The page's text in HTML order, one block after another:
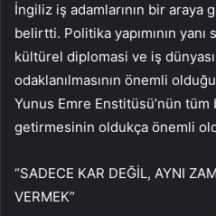
İngiliz iş adamlarının bir araya
belirtti. Politika yapımının
kültürel diplomasi ve iş
odaklanılmasının önemli
Yunus Emre Enstitüsü’nün tüm
getirmesinin oldukça önemli
“SADECE KAR DEĞİL, AYNI
VERMEK”